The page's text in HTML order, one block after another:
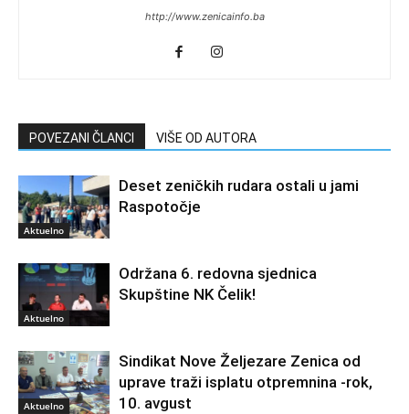
http://www.zenicainfo.ba
POVEZANI ČLANCI VIŠE OD AUTORA
Aktuelno
Deset zeničkih rudara ostali u jami
Raspotočje
Aktuelno
Održana 6. redovna sjednica
Skupštine NK Čelik!
Aktuelno
Sindikat Nove Željezare Zenica od
uprave traži isplatu otpremnina -rok,
10. avgust